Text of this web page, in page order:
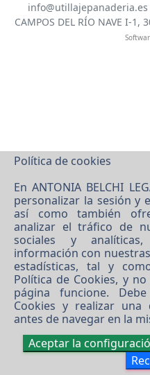
info@utillajepanaderia.es
CAMPOS DEL RÍO NAVE I-1,
Política de cookies
En ANTONIA BELCHI
personalizar la sesión y
así como también
analizar el tráfico de
sociales y
información con
estadísticas, tal y
Política de Cookies, y no
página funcione.
Cookies y realizar una
antes de navegar en la
Aceptar la